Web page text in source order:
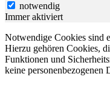
notwendig
Immer aktiviert
Notwendige Cookies sind
Hierzu gehören Cookies,
Funktionen und
keine personenbezogenen